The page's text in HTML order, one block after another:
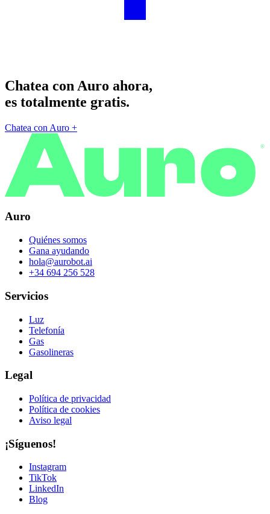
Chatea con Auro ahora,
es totalmente gratis.
Chatea con Auro +
®
Auro
Quiénes somos
Gana ayudando
hola@aurobot.ai
+34 694 256 528
Servicios
Luz
Telefonía
Gas
Gasolineras
Legal
Política de privacidad
Política de cookies
Aviso legal
¡Síguenos!
Instagram
TikTok
LinkedIn
Blog